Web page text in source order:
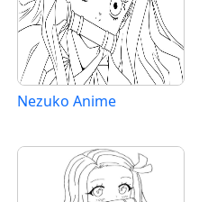
Nezuko Anime